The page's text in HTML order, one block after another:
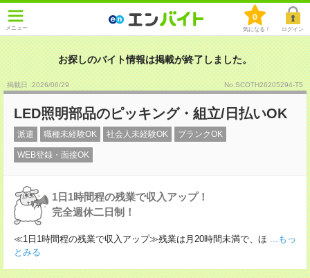
メニュー
0
気になる！ ログイン
お探しのバイト情報は掲載が終了しました。
掲載日 :2026/06/29 No.SCOTH26205294-T5
LED照明部品のピッキング・組立/日払いOK
派遣 職種未経験OK 社会人未経験OK ブランクOK
WEB登録・面接OK
1日1時間程の残業で収入アップ！
完全週休二日制！
≪1日1時間程の残業で収入アップ≫残業は月20時間未満で、ほ ...もっ
とみる